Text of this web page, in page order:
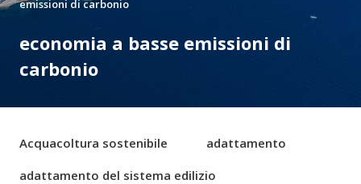
emissioni di carbonio
economia a basse emissioni di
carbonio
Acquacoltura sostenibile
adattamento
adattamento del sistema edilizio